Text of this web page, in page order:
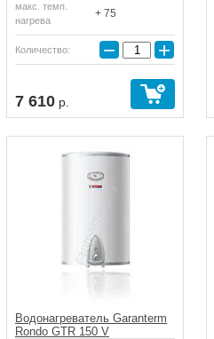
макс. темп.
нагрева
+ 75
Количество: − +
7 610 р.
Водонагреватель Garanterm
Rondo GTR 150 V